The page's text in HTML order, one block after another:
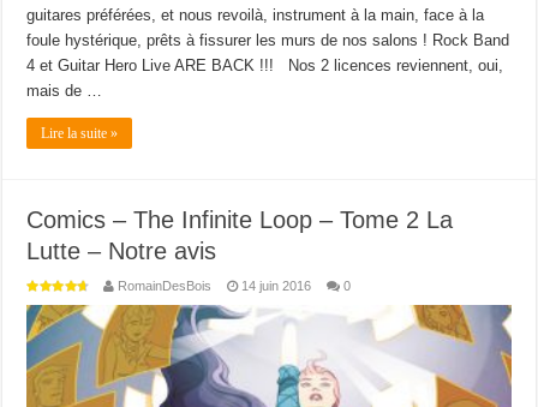
guitares préférées, et nous revoilà, instrument à la main, face à la
foule hystérique, prêts à fissurer les murs de nos salons ! Rock Band
4 et Guitar Hero Live ARE BACK !!! Nos 2 licences reviennent, oui,
mais de …
Lire la suite »
Comics – The Infinite Loop – Tome 2 La
Lutte – Notre avis
RomainDesBois 14 juin 2016 0